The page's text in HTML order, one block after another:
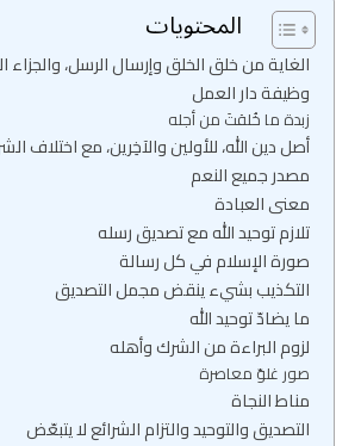
المحتويات
الغاية من خلق الخلق وإرسال الرسل، والجزاء
وظيفة دار العمل
زبدة ما خُلقتَ من أجله
أصل دين الله، للأولين والآخِرين، مع اختلاف
مصدر جميع النعم
معنى العبادة
تلازم توحيد الله مع تصديق رسله
صورة الإسلام في كل رسالة
التكذيب بشيء ينقض مجمل التصديق
ما يضادّ توحيد الله
لزوم البراءة من الشرك وأهله
صور غلوّ معاصرة
مناط النجاة
التصديق والتوحيد والتزام الشرائع لا يتبعّض